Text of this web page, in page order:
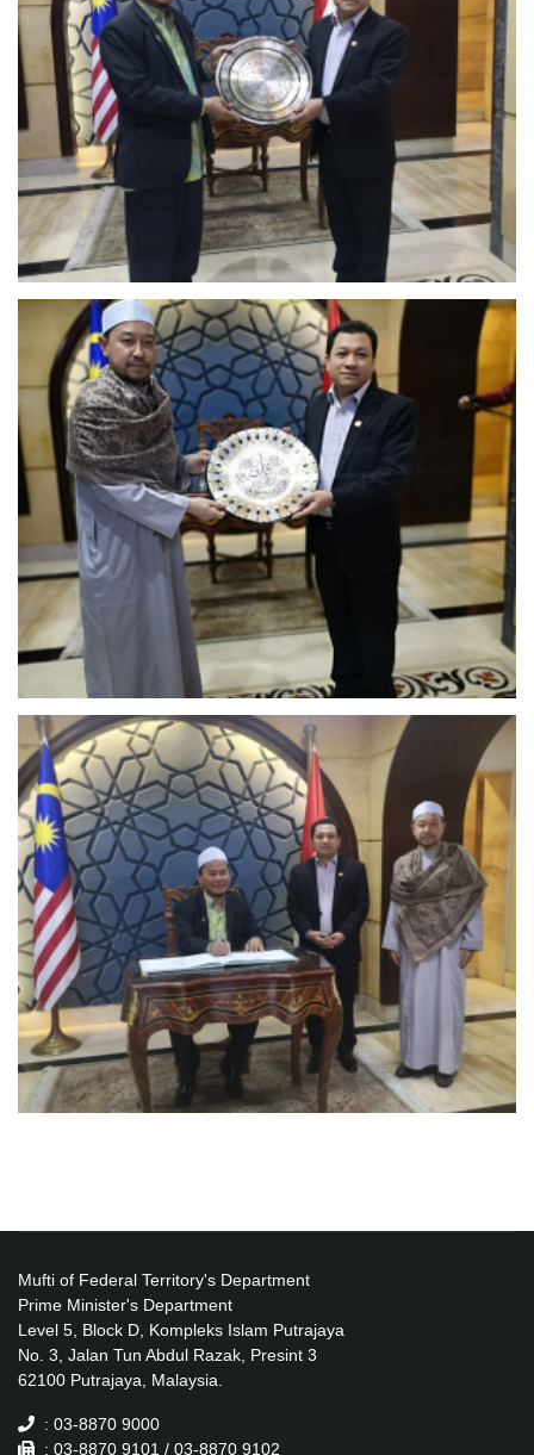
Mufti of Federal Territory's Department
Prime Minister's Department
Level 5, Block D, Kompleks Islam Putrajaya
No. 3, Jalan Tun Abdul Razak, Presint 3
62100 Putrajaya, Malaysia.
: 03-8870 9000
: 03-8870 9101 / 03-8870 9102